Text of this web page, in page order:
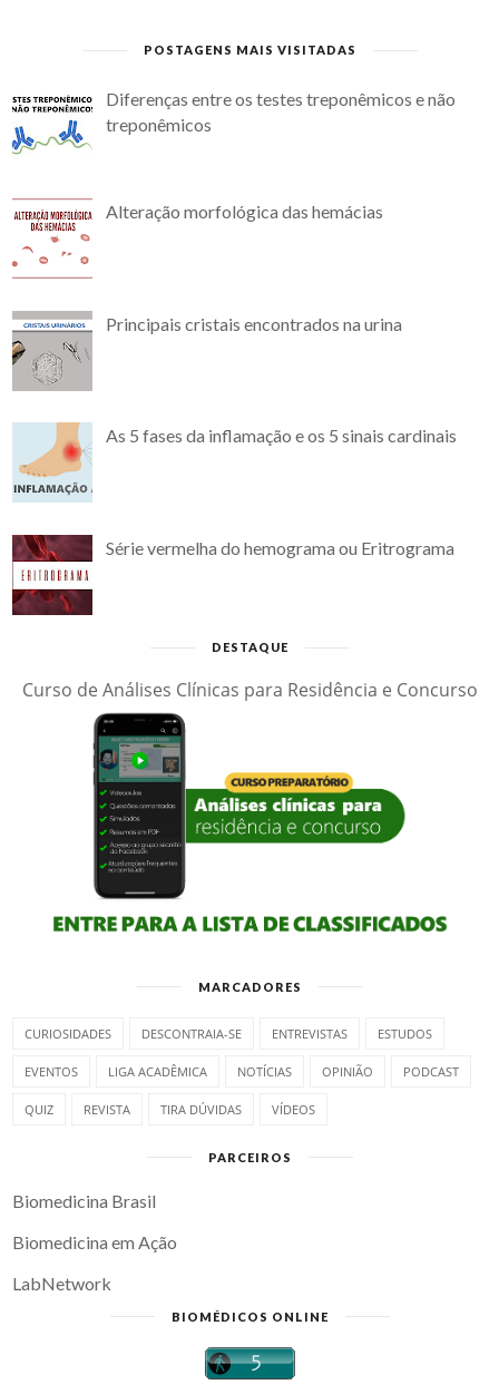
POSTAGENS MAIS VISITADAS
Diferenças entre os testes treponêmicos e não
treponêmicos
Alteração morfológica das hemácias
Principais cristais encontrados na urina
As 5 fases da inflamação e os 5 sinais cardinais
Série vermelha do hemograma ou Eritrograma
DESTAQUE
Curso de Análises Clínicas para Residência e Concurso
MARCADORES
CURIOSIDADES DESCONTRAIA-SE ENTREVISTAS ESTUDOS
EVENTOS LIGA ACADÊMICA NOTÍCIAS OPINIÃO PODCAST
QUIZ REVISTA TIRA DÚVIDAS VÍDEOS
PARCEIROS
Biomedicina Brasil
Biomedicina em Ação
LabNetwork
BIOMÉDICOS ONLINE